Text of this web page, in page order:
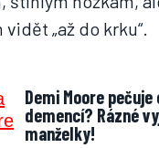
„až do krku“.
Demi Moore
demencí? Rázné
manželky!